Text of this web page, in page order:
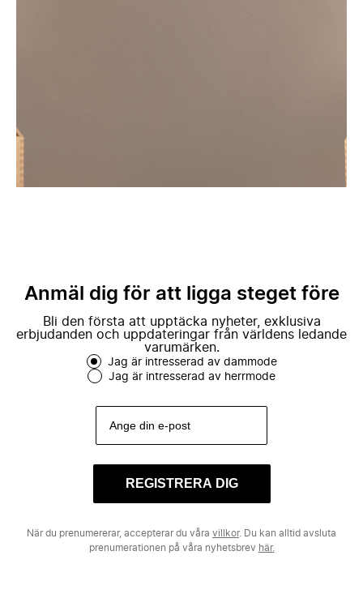
Anmäl dig för att ligga steget före
Bli den första att upptäcka nyheter, exklusiva
erbjudanden och uppdateringar från världens ledande
varumärken.
Jag är intresserad av dammode
Jag är intresserad av herrmode
REGISTRERA DIG
När du prenumererar, accepterar du våra villkor. Du kan alltid avsluta
prenumerationen på våra nyhetsbrev här.